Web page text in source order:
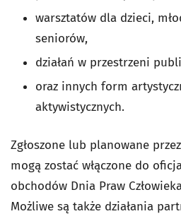
warsztatów dla dzieci,
seniorów,
działań w przestrzeni
oraz innych form
aktywistycznych.
Zgłoszone lub planowane
mogą zostać włączone do
obchodów Dnia Praw
Możliwe są także działania